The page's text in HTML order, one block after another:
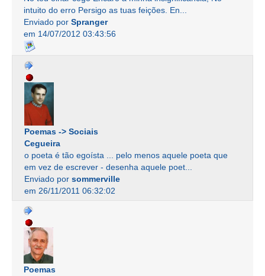
intuito do erro Persigo as tuas feições. En...
Enviado por Spranger
em 14/07/2012 03:43:56
Poemas -> Sociais
Cegueira
o poeta é tão egoísta ... pelo menos aquele poeta que
em vez de escrever - desenha aquele poet...
Enviado por sommerville
em 26/11/2011 06:32:02
Poemas